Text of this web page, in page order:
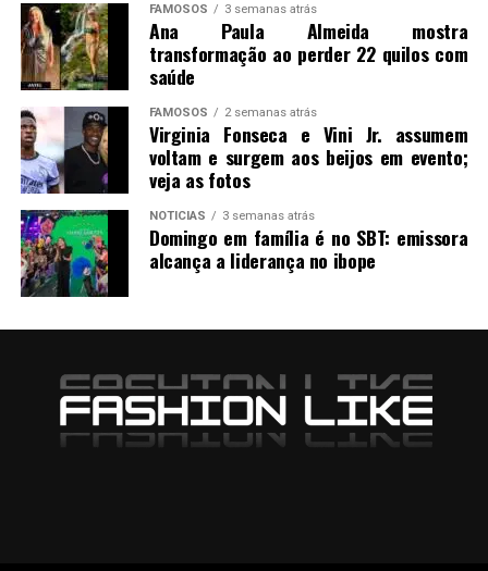
FAMOSOS 3 semanas atrás
Ana Paula Almeida mostra
transformação ao perder 22 quilos com
saúde
FAMOSOS 2 semanas atrás
Virginia Fonseca e Vini Jr. assumem
voltam e surgem aos beijos em evento;
veja as fotos
NOTICIAS 3 semanas atrás
Domingo em família é no SBT: emissora
alcança a liderança no ibope